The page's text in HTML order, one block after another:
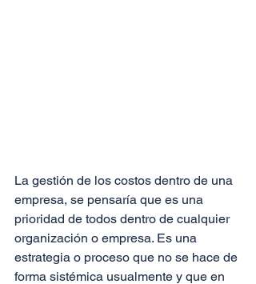
La gestión de los costos dentro de una
empresa, se pensaría que es una
prioridad de todos dentro de cualquier
organización o empresa. Es una
estrategia o proceso que no se hace de
forma sistémica usualmente y que en